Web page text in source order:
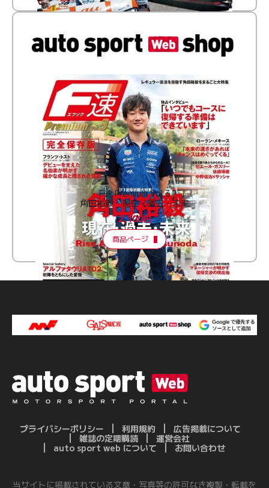
F速 Premium Vol.3
角田裕毅 現在・過去・未来
2,100円
商品ページ
プライバシーポリシー 利用規約
広告掲載について
雑誌の定期購読
運営会社
auto sport web について
お問い合わせ
当サイトに掲載されている文章・写真等の許可なき複製・転載を